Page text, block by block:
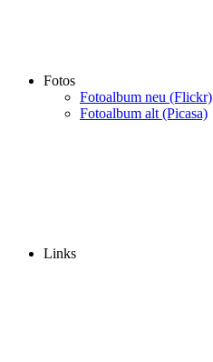
Fotos
Fotoalbum neu (Flickr)
Fotoalbum alt (Picasa)
Links